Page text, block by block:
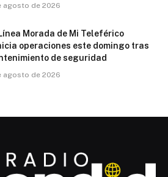
agosto de 2026
Morada de Mi Teleférico
operaciones este domingo tras
de seguridad
agosto de 2026